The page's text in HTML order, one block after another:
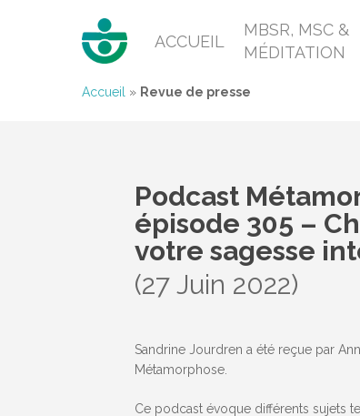
ACCUEIL
MBSR, MSC &
MÉDITATION
Accueil » Revue de presse
Podcast
épisode 305 –
votre sagesse
(27 Juin 2022)
Sandrine Jourdren a été reçue par
Métamorphose.
Ce podcast évoque différents sujets